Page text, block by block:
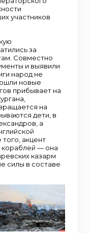
участников
за
Совместно
и выявили
народ не
новые
прибывает на
на
дети, в
а
акцент
кораблей — она
казарм
силы в составе